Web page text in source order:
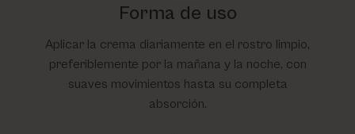
Forma de uso
Aplicar la crema diariamente en el rostro limpio,
preferiblemente por la mañana y la noche, con
suaves movimientos hasta su completa
absorción.